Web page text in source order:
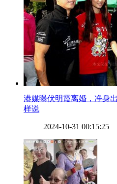
港媒曝伏明霞离婚，净身
样说
2024-10-31 00:15:25